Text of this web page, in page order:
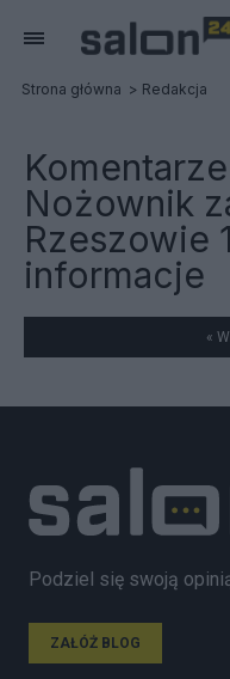
Strona główna Redakcja
Nożownik
Rzeszowie
informacje
«
Podziel się swoją
ZAŁÓŻ BLOG